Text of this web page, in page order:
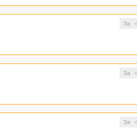
За
За
За